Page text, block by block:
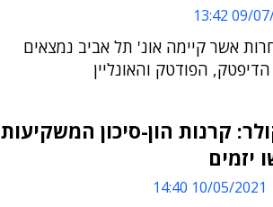
09/07/
אשר קיימה אונ' תל אביב נמצאים
הפודטק והאונליין
קרנות הון-סיכון המשקיעות
יזמים
10/05/2021 14:40